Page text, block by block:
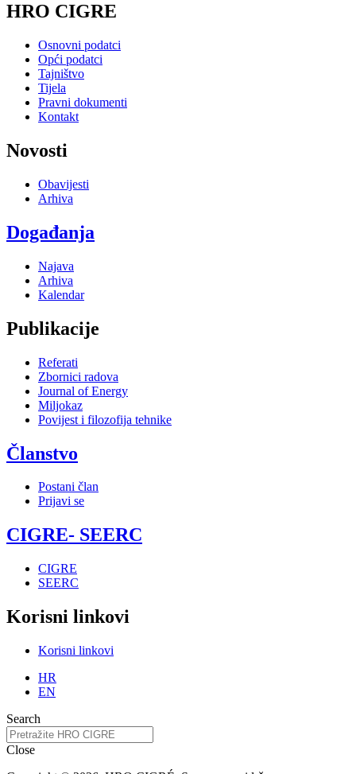
HRO CIGRE
Osnovni podatci
Opći podatci
Tajništvo
Tijela
Pravni dokumenti
Kontakt
Novosti
Obavijesti
Arhiva
Događanja
Najava
Arhiva
Kalendar
Publikacije
Referati
Zbornici radova
Journal of Energy
Miljokaz
Povijest i filozofija tehnike
Članstvo
Postani član
Prijavi se
CIGRE- SEERC
CIGRE
SEERC
Korisni linkovi
Korisni linkovi
HR
EN
Search
Close